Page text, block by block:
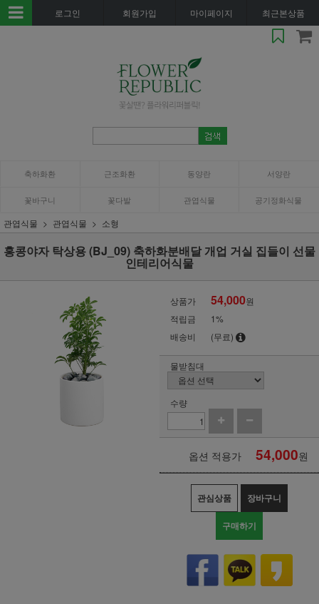
로그인 회원가입 마이페이지 최근본상품
축하화환 근조화환 동양란 서양란
꽃바구니 꽃다발 관엽식물 공기정화식물
관엽식물 관엽식물 소형
홍콩야자 탁상용 (BJ_09) 축하화분배달 개업 거실 집들이 선물
인테리어식물
상품가 54,000원
적립금
1%
배송비
(무료)
물받침대
수량
옵션 적용가 54,000원
관심상품 장바구니
구매하기